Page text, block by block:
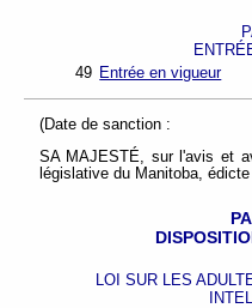
49 Entrée en vigueur
(Date de
SA MAJESTÉ, sur l'avis et
législative du Manitoba, édicte
LOI SUR LES